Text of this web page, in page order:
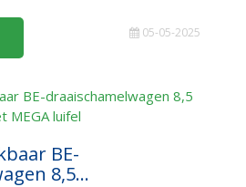
05-05-2025
BE-
8,5...